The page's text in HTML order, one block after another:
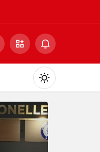
Mod
değiştir